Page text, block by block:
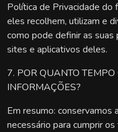
Política de Privacidade do
eles recolhem, utilizam e
como pode definir as suas
sites e aplicativos deles.
7. POR QUANTO
INFORMAÇÕES?
Em resumo: conservamos
necessário para cumprir